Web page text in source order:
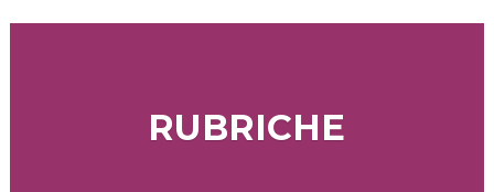
RUBRICHE